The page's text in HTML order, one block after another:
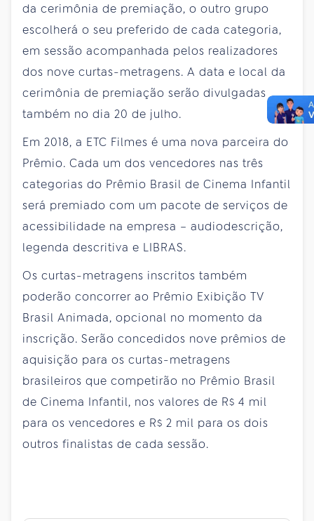
da cerimônia de premiação, o outro grupo
escolherá o seu preferido de cada categoria,
em sessão acompanhada pelos realizadores
dos nove curtas-metragens. A data e local da
cerimônia de premiação serão divulgadas
também no dia 20 de julho.
Em 2018, a ETC Filmes é uma nova parceira do
Prêmio. Cada um dos vencedores nas três
categorias do Prêmio Brasil de Cinema Infantil
será premiado com um pacote de serviços de
acessibilidade na empresa – audiodescrição,
legenda descritiva e LIBRAS.
Os curtas-metragens inscritos também
poderão concorrer ao Prêmio Exibição TV
Brasil Animada, opcional no momento da
inscrição. Serão concedidos nove prêmios de
aquisição para os curtas-metragens
brasileiros que competirão no Prêmio Brasil
de Cinema Infantil, nos valores de R$ 4 mil
para os vencedores e R$ 2 mil para os dois
outros finalistas de cada sessão.